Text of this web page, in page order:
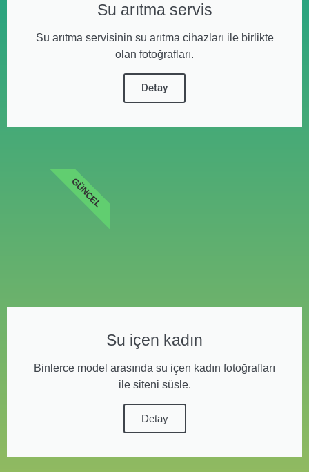
Su arıtma servis
Su arıtma servisinin su arıtma cihazları ile birlikte
olan fotoğrafları.
Detay
Su içen kadın
Binlerce model arasında su içen kadın fotoğrafları
ile siteni süsle.
Detay
GÜNCEL